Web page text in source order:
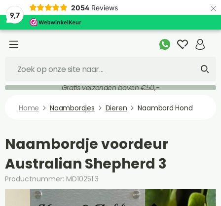
9,7
2054 Reviews ×
Gratis verzenden boven €50,-
Home Naambordjes Dieren Naambord Hond
Naambordje voordeur
Australian Shepherd 3
Productnummer: MD10251.3